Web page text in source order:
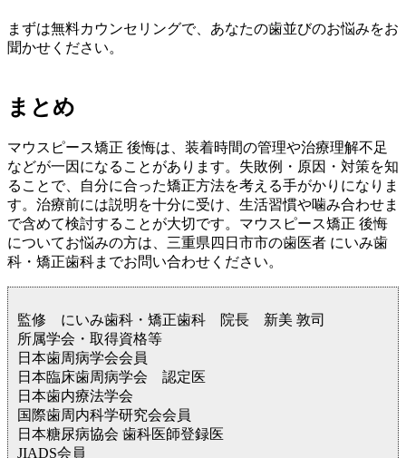
まずは無料カウンセリングで、あなたの歯並びのお悩みをお
聞かせください。
まとめ
マウスピース矯正 後悔は、装着時間の管理や治療理解不足
などが一因になることがあります。失敗例・原因・対策を知
ることで、自分に合った矯正方法を考える手がかりになりま
す。治療前には説明を十分に受け、生活習慣や噛み合わせま
で含めて検討することが大切です。マウスピース矯正 後悔
についてお悩みの方は、三重県四日市市の歯医者 にいみ歯
科・矯正歯科までお問い合わせください。
監修 にいみ歯科・矯正歯科 院長 新美 敦司
所属学会・取得資格等
日本歯周病学会会員
日本臨床歯周病学会 認定医
日本歯内療法学会
国際歯周内科学研究会会員
日本糖尿病協会 歯科医師登録医
JIADS会員